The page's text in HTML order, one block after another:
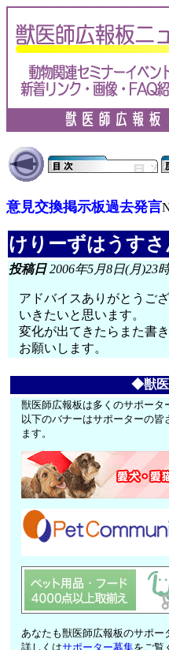
意見交換掲示板過去発言
けりーずはうす
投稿日2006年5月8日(月)23
アドバイスありがとうご
いきたいと思います。
変化が出てきたらまた書
お願いします。
◆獣医
獣医師広報板は多くのサポータ
以下のバナーはサポーターの
ます。
あなたも獣医師広報板のサポー
詳しくはサポーター募集をご覧